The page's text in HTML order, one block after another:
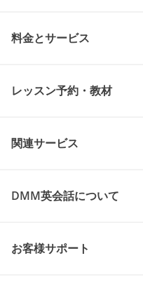
料金とサービス
レッスン予約・教材
関連サービス
DMM英会話について
お客様サポート